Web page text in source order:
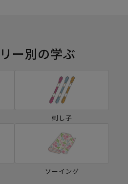
ー別の学ぶ
刺し子
ソーイング